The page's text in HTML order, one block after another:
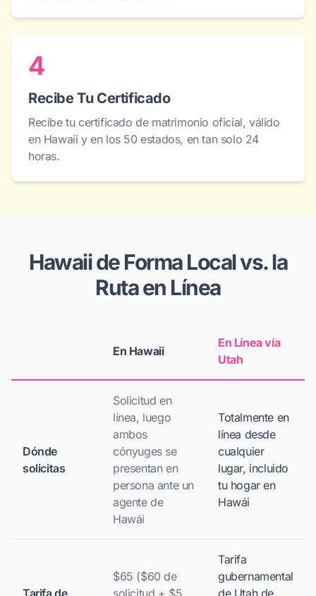
4
Recibe Tu Certificado
Recibe tu certificado de matrimonio oficial, válido
en Hawaii y en los 50 estados, en tan solo 24
horas.
Hawaii de Forma Local vs. la
Ruta en Línea
En Hawaii
En Línea vía
Utah
Dónde
solicitas
Solicitud en
línea, luego
ambos
cónyuges se
presentan en
persona ante un
agente de
Hawái
Totalmente en
línea desde
cualquier
lugar, incluido
tu hogar en
Hawái
Tarifa de
$65 ($60 de
solicitud + $5
Tarifa
gubernamental
de Utah de